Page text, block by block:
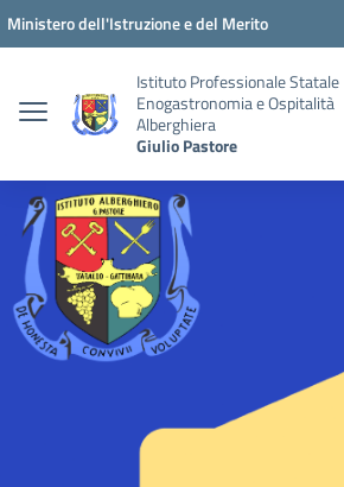
Vai ai contenuti
Vai al menu di navigazione
Vai al footer
Ministero dell'Istruzione e del Merito
Istituto Professionale Statale
Enogastronomia e Ospitalità
Alberghiera
Giulio Pastore